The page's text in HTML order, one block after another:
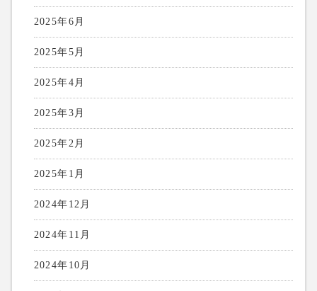
2025年6月
2025年5月
2025年4月
2025年3月
2025年2月
2025年1月
2024年12月
2024年11月
2024年10月